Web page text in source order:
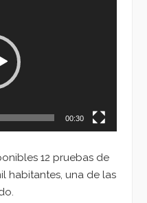
00:30
12 pruebas de
habitantes, una de las